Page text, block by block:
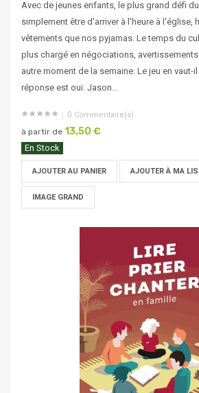
Avec de jeunes enfants, le plus grand défi
simplement être d'arriver à l'heure à l'église,
vêtements que nos pyjamas. Le temps du
plus chargé en négociations,
autre moment de la semaine. Le jeu en vaut-
réponse est oui. Jason...
0 Commentaire(s)
à partir de 13,50 €
En Stock
AJOUTER AU PANIER AJOUTER À MA
IMAGE GRAND